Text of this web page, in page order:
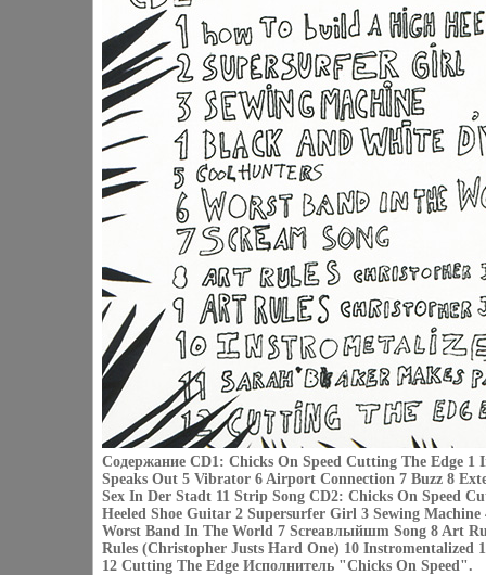
Содержание CD1: Chicks On Speed Cutting The Edge
Speaks Out 5 Vibrator 6 Airport Connection 7 Buzz 8
Sex In Der Stadt 11 Strip Song CD2: Chicks On Speed
Heeled Shoe Guitar 2 Supersurfer Girl 3 Sewing
Worst Band In The World 7 Screaвлыйшm Song 8 Art
Rules (Christopher Justs Hard One) 10 Instromentalized
12 Cutting The Edge Исполнитель "Chicks On Speed".